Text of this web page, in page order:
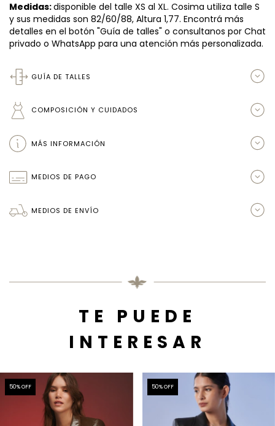
Medidas:disponible del talle XS al XL. Cosima utiliza talle S
y sus medidas son 82/60/88, Altura 1,77. Encontrá más
detalles en el botón "Guía de talles" o consultanos por Chat
privado o WhatsApp para una atención más personalizada.
GUÍA DE TALLES
COMPOSICIÓN Y CUIDADOS
MÁS INFORMACIÓN
MEDIOS DE PAGO
MEDIOS DE ENVÍO
TE PUEDE
INTERESAR
50% OFF 50% OFF